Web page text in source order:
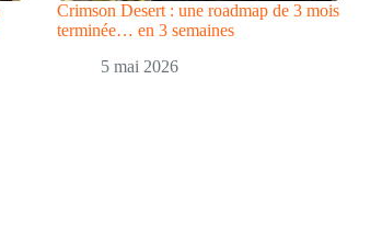
Crimson Desert : une roadmap de 3 mois
terminée… en 3 semaines
5 mai 2026